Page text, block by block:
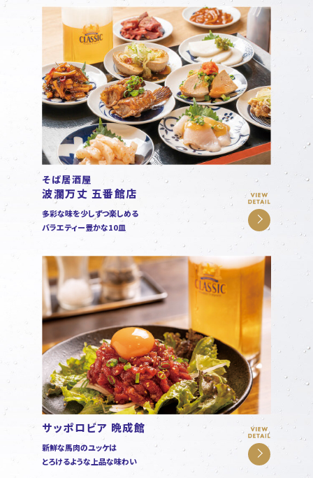
そば居酒屋
波瀾万丈 五番館店
多彩な味を少しずつ楽しめる
バラエティー豊かな10皿
サッポロビア 晩成館
新鮮な馬肉のユッケは
とろけるような上品な味わい